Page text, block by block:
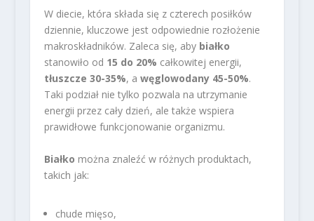
W diecie, która składa się z czterech posiłków
dziennie, kluczowe jest odpowiednie rozłożenie
makroskładników. Zaleca się, aby białko
stanowiło od 15 do 20% całkowitej energii,
tłuszcze 30-35%, a węglowodany 45-50%.
Taki podział nie tylko pozwala na utrzymanie
energii przez cały dzień, ale także wspiera
prawidłowe funkcjonowanie organizmu.
Białko można znaleźć w różnych produktach,
takich jak:
chude mięso,